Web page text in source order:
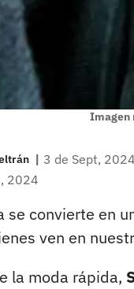
Imagen
| 3 de Sept, 2024
2024
se convierte en
ven en
la moda rápida,